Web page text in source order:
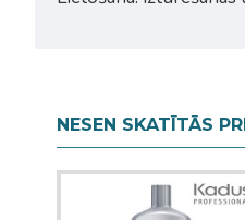
NESEN SKATĪTĀS